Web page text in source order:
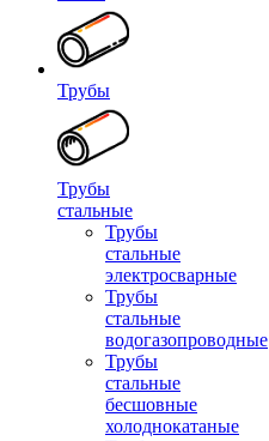
Трубы
Трубы
стальные
Трубы
стальные
электросварные
Трубы
стальные
водогазопроводные
Трубы
стальные
бесшовные
холоднокатаные